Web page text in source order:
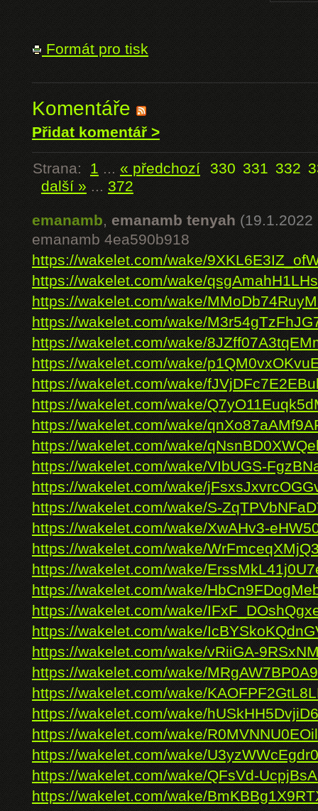
Formát pro tisk
Komentáře
Přidat komentář >
Strana: 1 ... « předchozí 330 331 332
další » ... 372
emanamb, emanamb tenyah (19.1.2022
emanamb 4ea590b918
https://wakelet.com/wake/
https://wakelet.com/wake/
https://wakelet.com/wake/
https://wakelet.com/wake/
https://wakelet.com/wake/
https://wakelet.com/wake/
https://wakelet.com/wake/
https://wakelet.com/wake/
https://wakelet.com/wake/
https://wakelet.com/wake/
https://wakelet.com/wake/VIbUGS-
https://wakelet.com/wake/
https://wakelet.com/wake/S-
https://wakelet.com/wake/XwAHv3-
https://wakelet.com/wake/
https://wakelet.com/wake/
https://wakelet.com/wake/
https://wakelet.com/wake/
https://wakelet.com/wake/
https://wakelet.com/wake/vRiiGA-
https://wakelet.com/wake/
https://wakelet.com/wake/
https://wakelet.com/wake/
https://wakelet.com/wake/
https://wakelet.com/wake/
https://wakelet.com/wake/QFsVd-
https://wakelet.com/wake/